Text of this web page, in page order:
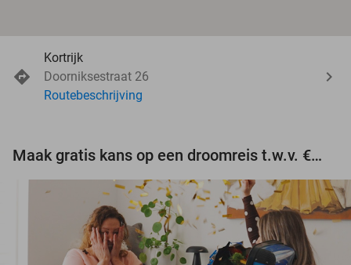
Kortrijk
Doorniksestraat 26
Routebeschrijving
Maak gratis kans op een droomreis t.w.v. €3.000!